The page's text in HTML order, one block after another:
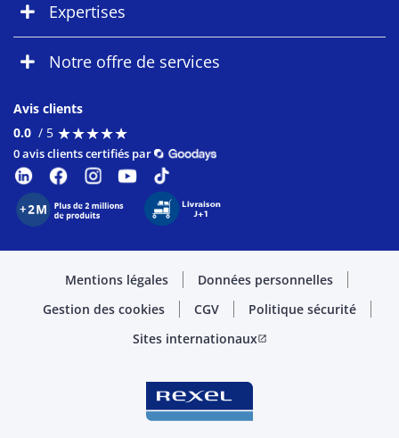
Expertises
Notre offre de services
Avis clients
0.0 / 5 ★★★★★
★★★★★
0 avis clients certifiés par
Mentions légales
Données personnelles
Gestion des cookies
CGV
Politique sécurité
Sites internationauxopen_in_new